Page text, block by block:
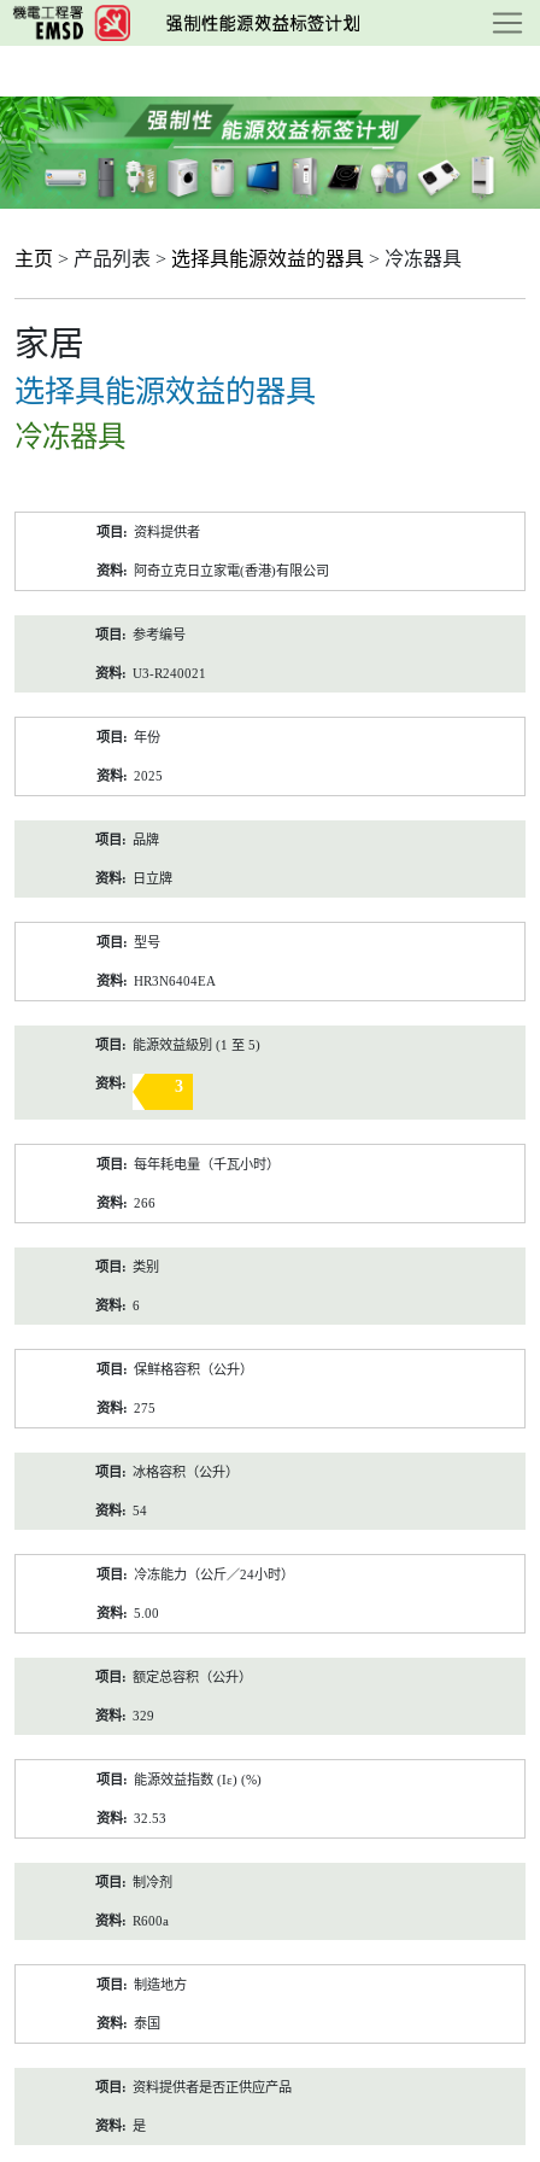
跳
至
要
内
容
主页 > 产品列表 > 选择具能源效益的器具 > 冷冻器具
家居
选择具能源效益的器具
冷冻器具
资料提供者
阿奇立克日立家電(香港)有限公司
参考编号
U3-R240021
年份
2025
品牌
日立牌
型号
HR3N6404EA
能源效益級別 (1 至 5)
3
每年耗电量（千瓦小时）
266
类别
6
保鲜格容积（公升）
275
冰格容积（公升）
54
冷冻能力（公斤／24小时）
5.00
额定总容积（公升）
329
能源效益指数 (Iε) (%)
32.53
制冷剂
R600a
制造地方
泰国
资料提供者是否正供应产品
是